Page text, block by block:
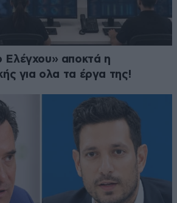
αποκτά η
για ολα τα έργα της!